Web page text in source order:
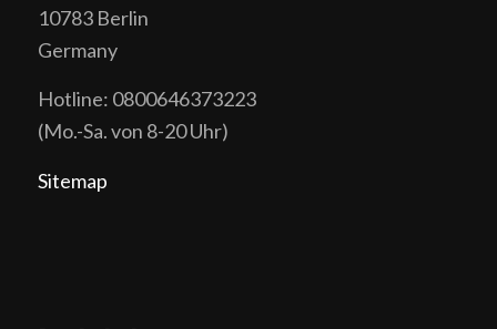
10783 Berlin
Germany
Hotline: 0800646373223
(Mo.-Sa. von 8-20 Uhr)
Sitemap